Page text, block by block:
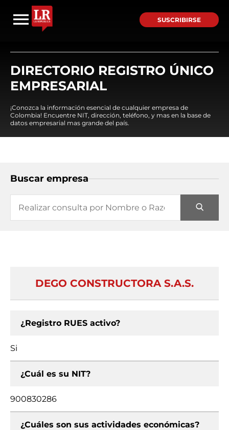
SUSCRIBIRSE
DIRECTORIO REGISTRO ÚNICO
EMPRESARIAL
¡Conozca la información esencial de cualquier empresa de
Colombia! Encuentre NIT, dirección, teléfono, y mas en la base de
datos empresarial mas grande del país.
Buscar empresa
DEGO CONSTRUCTORA S.A.S.
¿Registro RUES activo?
Si
¿Cuál es su NIT?
900830286
¿Cuáles son sus actividades económicas?